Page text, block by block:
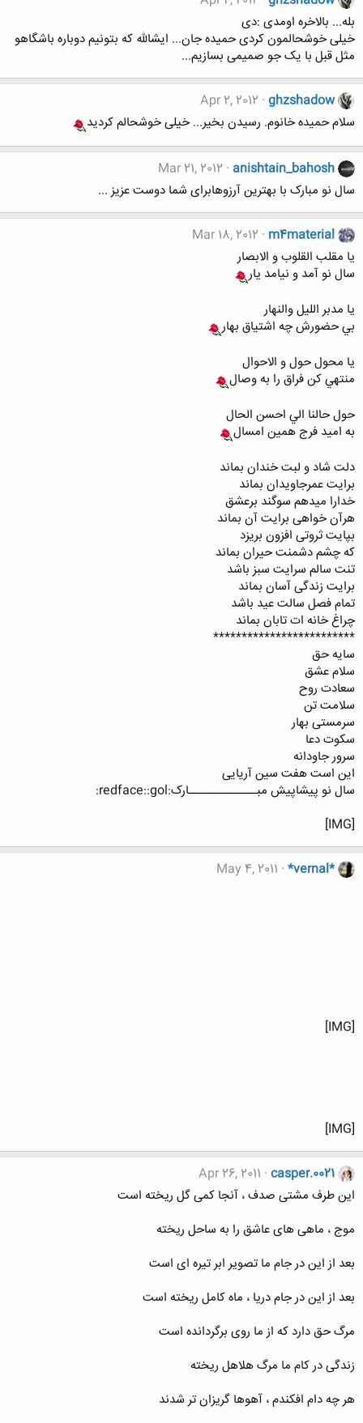
بله... بالاخره اومدی :دی
خیلی خوشحالمون کردی حمیده جان... ایشالله که بتونیم دوباره باشگاهو
مثل قبل با یک جو صمیمی بسازیم...
ghzshadow
Apr 2, 2012
سلام حمیده خانوم. رسیدن بخیر... خیلی خوشحالم کردید
anishtain_bahosh
Mar 21, 2012
سال نو مبارک با بهترین آرزوهابرای شما دوست عزیز ...
m4material
Mar 18, 2012
يا مقلب القلوب و الابصار
سال نو آمد و نيامد يار
يا مدبر الليل والنهار
بي حضورش چه اشتياق بهار
يا محول حول و الاحوال
منتهي كن فراق را به وصال
حول حالنا الي احسن الحال
به اميد فرج همين امسال
دلت شاد و لبت خندان بماند
برایت عمرجاویدان بماند
خدارا میدهم سوگند برعشق
هرآن خواهی برایت آن بماند
بپایت ثروتی افزون بریزد
که چشم دشمنت حیران بماند
تنت سالم سرایت سبز باشد
برایت زندگی آسان بماند
تمام فصل سالت عید باشد
چراغ خانه ات تابان بماند
*************************
سایه حق
سلام عشق
سعادت روح
سلامت تن
سرمستی بهار
سکوت دعا
سرور جاودانه
این است هفت سین آریایی
سال نو پيشاپيش مبــــــــــــــارک:redface::gol:
[IMG]
*vernal*
May 4, 2011
[IMG]
[IMG]
casper.0021
Apr 26, 2011
اين طرف مشتی صدف ، آنجا كمی گل ريخته است
موج ، ماهی های عاشق را به ساحل ريخته
بعد از اين در جام ما تصوير ابر تيره ای است
بعد از اين در جام دريا ، ماه كامل ريخته است
مرگ حق دارد كه از ما روی برگردانده است
زندگی در كام ما مرگ هلاهل ريخته
هر چه دام افكندم ، آهوها گريزان تر شدند